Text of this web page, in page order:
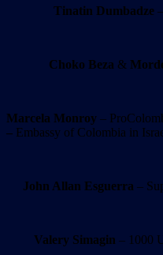
Tinatin Dumbadze
Choko Beza &
Marcela Monroy –
– Embassy of Colombia in
John Allan Esguerra –
Valery Simagin – 1000